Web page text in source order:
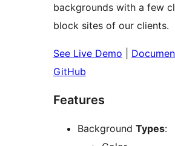
backgrounds with a few
block sites of our clients.
See Live Demo
GitHub
Features
Background Types: